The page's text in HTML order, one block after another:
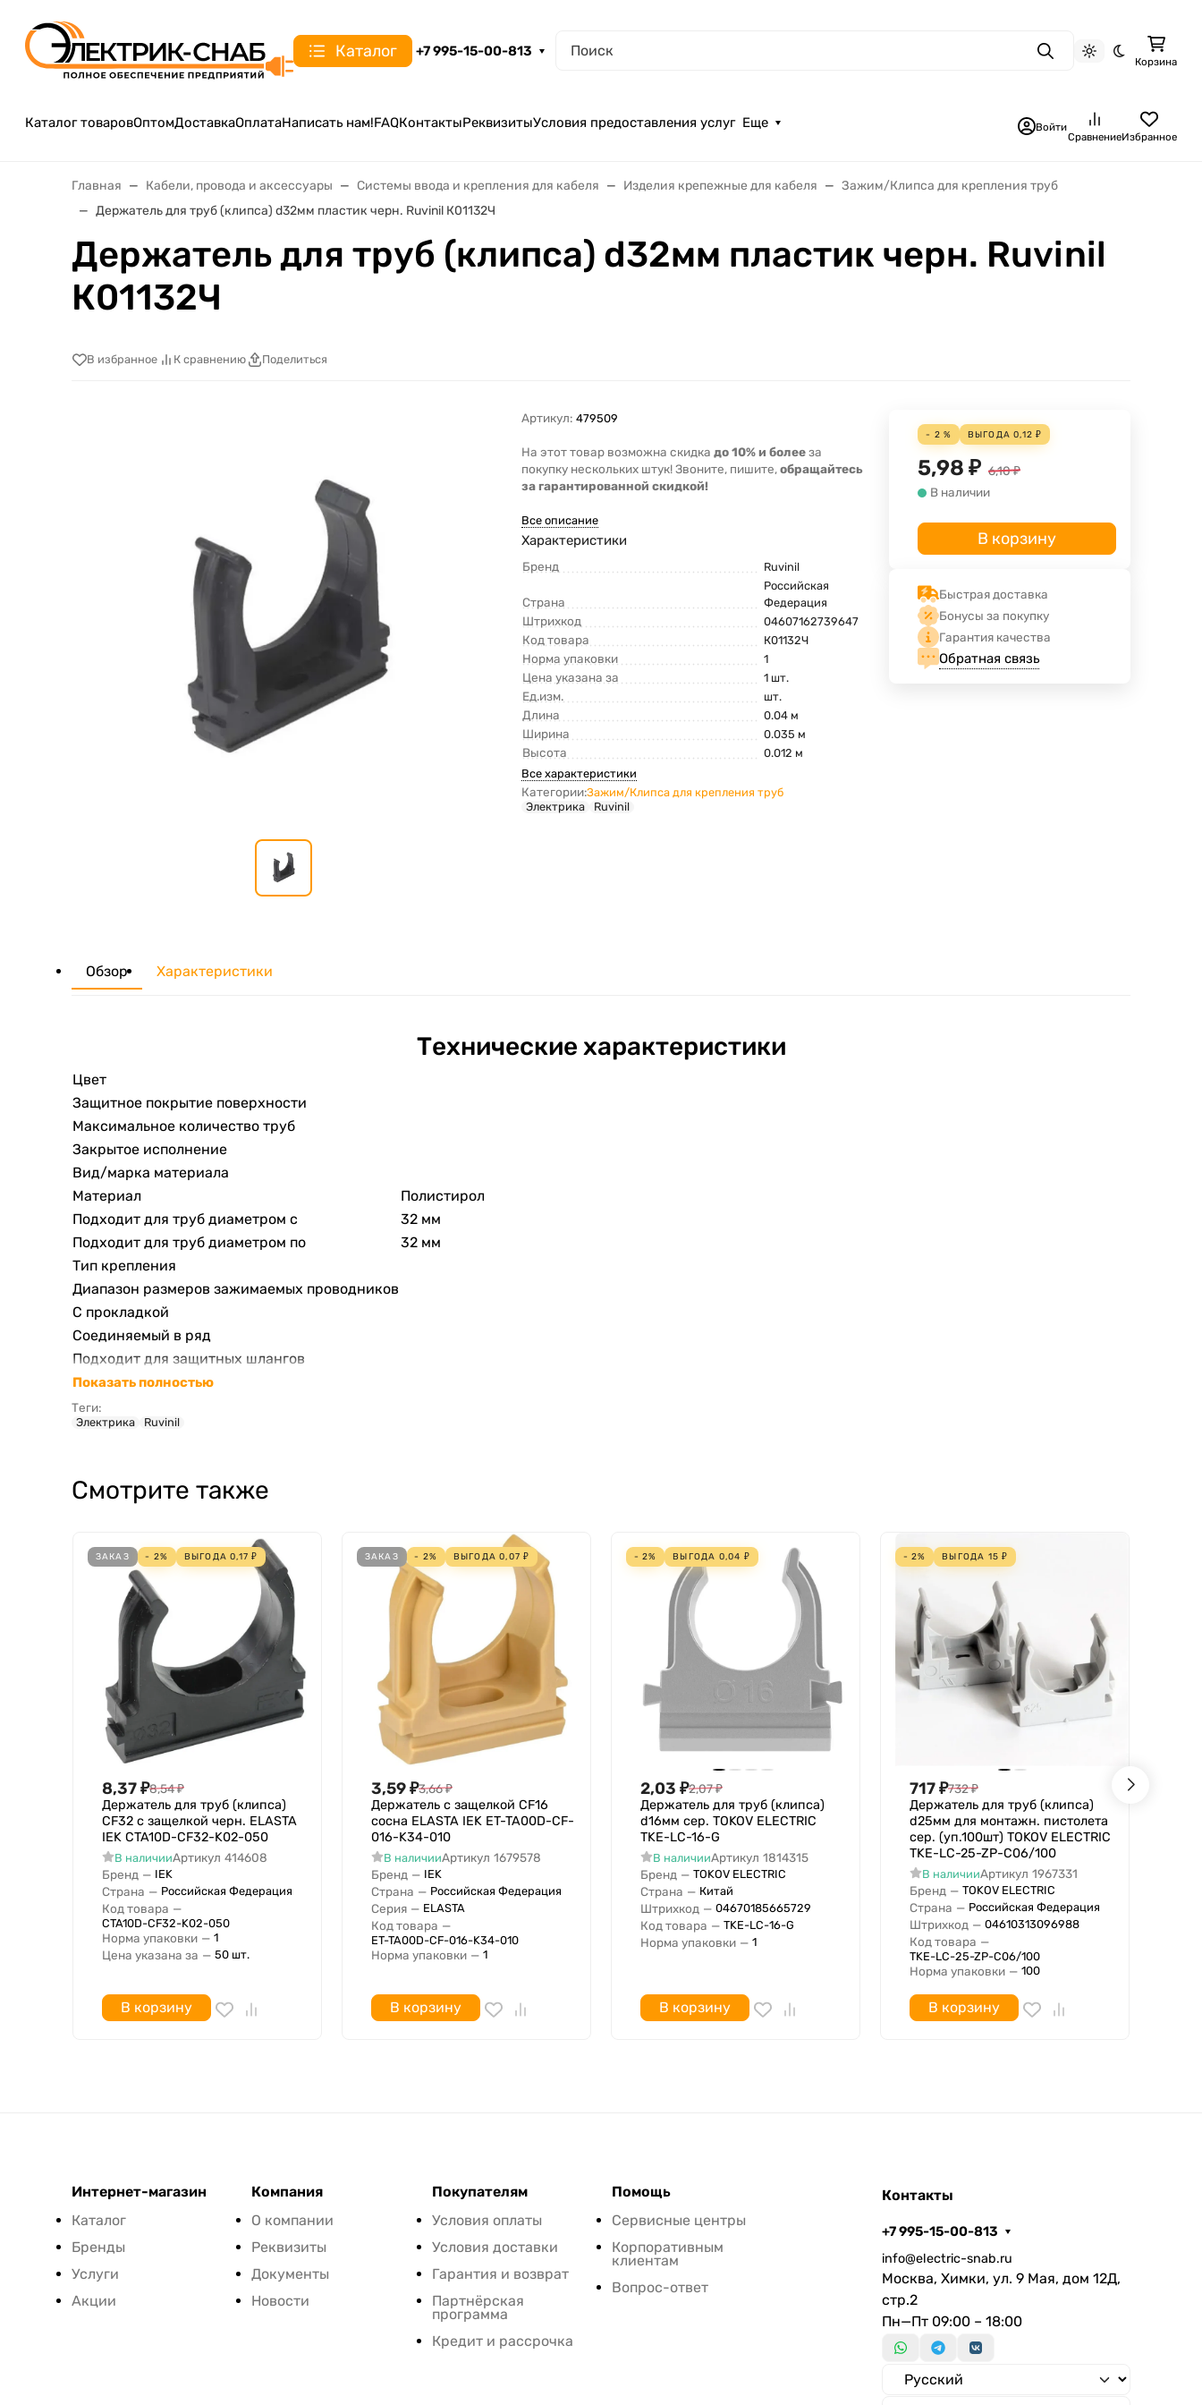
Каталог +7 995-15-00-813 ПоискСветлая тема
Темная тема
Корзина
Каталог товаровОптомДоставкаОплатаНаписать нам!FAQКонтактыРеквизитыУсловия предоставления услуг Еще Войти
СравнениеИзбранное
Главная Кабели, провода и аксессуары Системы ввода и крепления для кабеля Изделия крепежные для кабеля
Зажим/Клипса для крепления труб
Держатель для труб (клипса) d32мм пластик черн. Ruvinil К01132Ч
Держатель для труб (клипса) d32мм пластик черн. Ruvinil
К01132Ч
В избранное К сравнению Поделиться
Артикул: 479509
На этот товар возможна скидкадо 10% и болееза
покупку нескольких штук! Звоните, пишите,обращайтесь
за гарантированной скидкой!
Все описание
Характеристики
Бренд Ruvinil
Страна
Российская
Федерация
Штрихкод 04607162739647
Код товара К01132Ч
Норма упаковки 1
Цена указана за 1 шт.
Ед.изм. шт.
Длина 0.04 м
Ширина 0.035 м
Высота
0.012 м
Все характеристики
Категории:Зажим/Клипса для крепления труб
Электрика
Ruvinil
- 2 % ВЫГОДА0,12 ₽
5,98 ₽ 6,10₽
В наличии
В корзину
Быстрая доставка
Бонусы за покупку
Гарантия качества
Обратная связь
Обзор Характеристики
Технические характеристики
Цвет
Защитное покрытие поверхности
Максимальное количество труб
Закрытое исполнение
Вид/марка материала
Материал
Полистирол
Подходит для труб диаметром с
32 мм
Подходит для труб диаметром по
32 мм
Тип крепления
Диапазон размеров зажимаемых проводников
С прокладкой
Соединяемый в ряд
Подходит для защитных шлангов
Показать полностью
Теги:
Электрика Ruvinil
Смотрите также
ЗАКАЗ - 2% ВЫГОДА0,17 ₽
8,37₽8,54₽
Держатель для труб (клипса)
CF32 с защелкой черн. ELASTA
IEK CTA10D-CF32-K02-050
В наличииАртикул 414608
Бренд — IEK
Страна — Российская Федерация
Код товара —
CTA10D-CF32-K02-050
Норма упаковки — 1
Цена указана за — 50 шт.
В корзину
ЗАКАЗ - 2% ВЫГОДА0,07 ₽
3,59₽3,66₽
Держатель с защелкой CF16
сосна ELASTA IEK ET-TA00D-CF-
016-K34-010
В наличииАртикул 1679578
Бренд — IEK
Страна — Российская Федерация
Серия — ELASTA
Код товара —
ET-TA00D-CF-016-K34-010
Норма упаковки — 1
В корзину
- 2% ВЫГОДА 0,04 ₽
2,03 ₽2,07₽
Держатель для труб (клипса)
d16мм сер. TOKOV ELECTRIC
TKE-LC-16-G
В наличииАртикул 1814315
Бренд — TOKOV ELECTRIC
Страна — Китай
Штрихкод — 04670185665729
Код товара — TKE-LC-16-G
Норма упаковки — 1
В корзину
- 2% ВЫГОДА 15 ₽
717₽732₽
Держатель для труб (клипса)
d25мм для монтажн. пистолета
сер. (уп.100шт) TOKOV ELECTRIC
TKE-LC-25-ZP-C06/100
В наличииАртикул 1967331
Бренд — TOKOV ELECTRIC
Страна — Российская Федерация
Штрихкод — 04610313096988
Код товара —
TKE-LC-25-ZP-C06/100
Норма упаковки — 100
В корзину
Интернет-магазин
Каталог
Бренды
Услуги
Акции
Компания
О компании
Реквизиты
Документы
Новости
Покупателям
Условия оплаты
Условия доставки
Гарантия и возврат
Партнёрская
программа
Кредит и рассрочка
Помощь
Сервисные центры
Корпоративным
клиентам
Вопрос-ответ
Контакты
+7 995-15-00-813
info@electric-snab.ru
Москва, Химки, ул. 9 Мая, дом 12Д,
стр.2
Пн—Пт 09:00 – 18:00